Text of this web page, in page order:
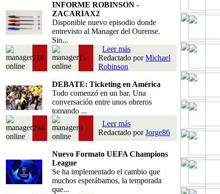
INFORME ROBINSON -
ZACARIAX2
Disponible nuevo episodio donde
entrevisto al Manager del Ourense.
Sin...
218 15
Leer más
Redactado porMichael
Robinson
DEBATE: Ticketing en América
Todo comenzó en un bar. Una
conversación entre unos obreros
tomando ...
294 0
Leer más
Redactado porJorge86
Nuevo Formato UEFA Champions
League
Se ha implementado el cambio que
muchos esperábamos, la temporada
que...